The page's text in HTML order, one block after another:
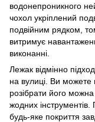
водонепроникного
чохол укріплений
подвійним рядком,
витримує
виконанні.
Лежак відмінно
на вулиці. Ви можете
розібрати його
жодних
будь-яке покриття